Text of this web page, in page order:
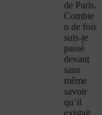
de Paris.
Combie
n de fois
suis-je
passé
devant
sans
même
savoir
qu’il